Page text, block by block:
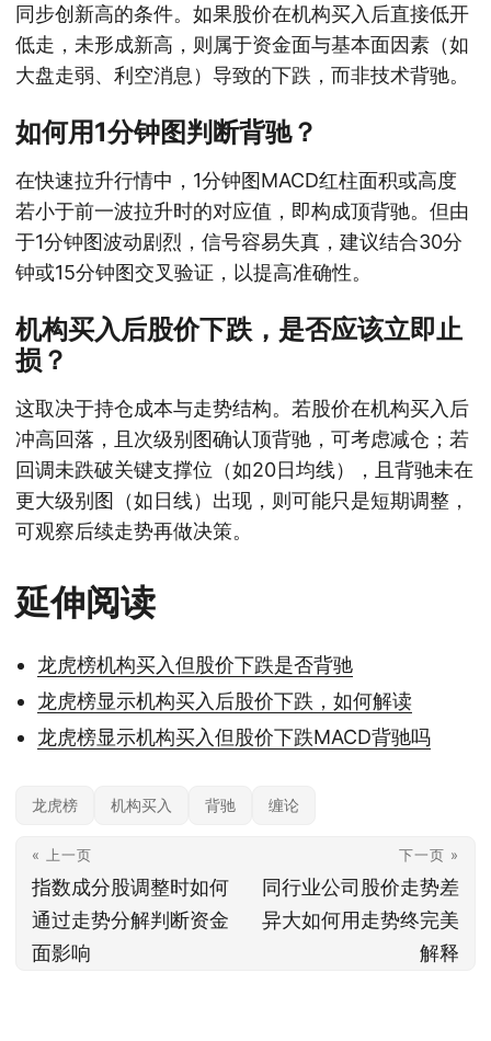
同步创新高的条件。如果股价在机构买入后直接低开
低走，未形成新高，则属于资金面与基本面因素（如
大盘走弱、利空消息）导致的下跌，而非技术背驰。
如何用1分钟图判断背驰？
在快速拉升行情中，1分钟图MACD红柱面积或高度
若小于前一波拉升时的对应值，即构成顶背驰。但由
于1分钟图波动剧烈，信号容易失真，建议结合30分
钟或15分钟图交叉验证，以提高准确性。
机构买入后股价下跌，是否应该立即止
损？
这取决于持仓成本与走势结构。若股价在机构买入后
冲高回落，且次级别图确认顶背驰，可考虑减仓；若
回调未跌破关键支撑位（如20日均线），且背驰未在
更大级别图（如日线）出现，则可能只是短期调整，
可观察后续走势再做决策。
延伸阅读
龙虎榜机构买入但股价下跌是否背驰
龙虎榜显示机构买入后股价下跌，如何解读
龙虎榜显示机构买入但股价下跌MACD背驰吗
龙虎榜 机构买入 背驰 缠论
« 上一页
指数成分股调整时如何
通过走势分解判断资金
面影响
下一页 »
同行业公司股价走势差
异大如何用走势终完美
解释